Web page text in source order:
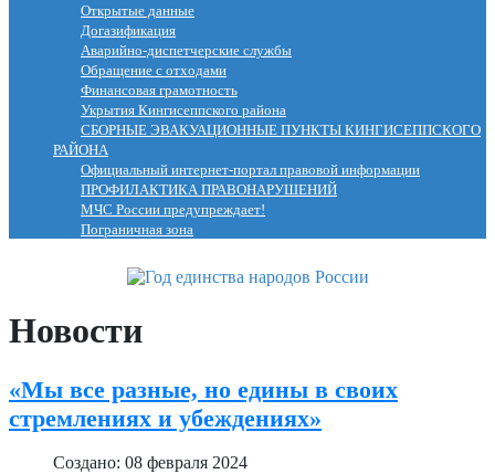
Открытые данные
Догазификация
Аварийно-диспетчерские службы
Обращение с отходами
Финансовая грамотность
Укрытия Кингисеппского района
СБОРНЫЕ ЭВАКУАЦИОННЫЕ ПУНКТЫ КИНГИСЕППСКОГО
РАЙОНА
Официальный интернет-портал правовой информации
ПРОФИЛАКТИКА ПРАВОНАРУШЕНИЙ
МЧС России предупреждает!
Пограничная зона
Новости
«Мы все разные, но едины в своих
стремлениях и убеждениях»
Создано: 08 февраля 2024